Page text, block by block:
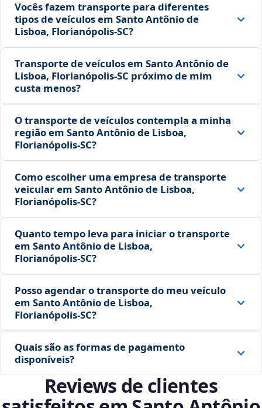
Vocês fazem transporte para diferentes
tipos de veículos em Santo Antônio de
Lisboa, Florianópolis‑SC?
Transporte de veículos em Santo Antônio de
Lisboa, Florianópolis‑SC próximo de mim
custa menos?
O transporte de veículos contempla a minha
região em Santo Antônio de Lisboa,
Florianópolis‑SC?
Como escolher uma empresa de transporte
veicular em Santo Antônio de Lisboa,
Florianópolis‑SC?
Quanto tempo leva para iniciar o transporte
em Santo Antônio de Lisboa,
Florianópolis‑SC?
Posso agendar o transporte do meu veículo
em Santo Antônio de Lisboa,
Florianópolis‑SC?
Quais são as formas de pagamento
disponíveis?
Reviews de clientes